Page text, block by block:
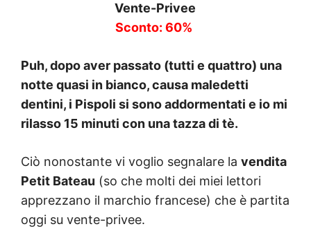
Vente-Privee
Sconto: 60%
Puh, dopo aver passato (tutti e quattro) una
notte quasi in bianco, causa maledetti
dentini, i Pispoli si sono addormentati e io mi
rilasso 15 minuti con una tazza di tè.
Ciò nonostante vi voglio segnalare la vendita
Petit Bateau (so che molti dei miei lettori
apprezzano il marchio francese) che è partita
oggi su vente-privee.